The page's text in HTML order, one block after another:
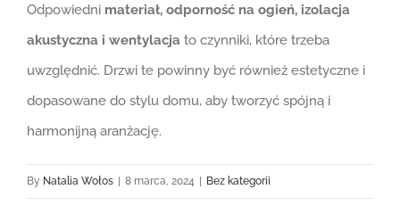
Odpowiedni materiał, odporność na ogień, izolacja
akustyczna i wentylacja to czynniki, które trzeba
uwzględnić. Drzwi te powinny być również estetyczne i
dopasowane do stylu domu, aby tworzyć spójną i
harmonijną aranżację.
By Natalia Wołos | 8 marca, 2024 | Bez kategorii